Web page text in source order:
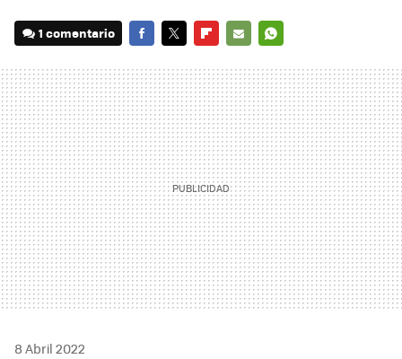
1 comentario
MAIL
8 Abril 2022